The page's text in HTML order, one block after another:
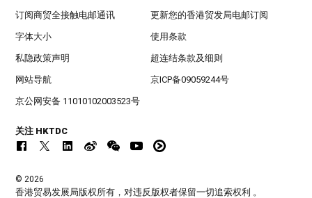
订阅商贸全接触电邮通讯 更新您的香港贸发局电邮订阅
字体大小 使用条款
私隐政策声明 超连结条款及细则
网站导航 京ICP备09059244号
京公网安备 11010102003523号
关注 HKTDC
© 2026
香港贸易发展局版权所有，对违反版权者保留一切追索权利 。